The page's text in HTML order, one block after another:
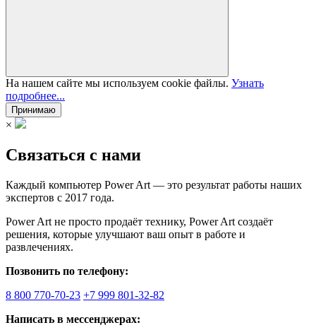
На нашем сайте мы используем cookie файлы. Узнать
подробнее...
Принимаю
×
Связаться с нами
Каждый компьютер Power Art — это результат работы наших
экспертов с 2017 года.
Power Art не просто продаёт технику, Power Art создаёт
решения, которые улучшают ваш опыт в работе и
развлечениях.
Позвонить по телефону:
8 800 770-70-23 +7 999 801-32-82
Написать в мессенджерах: